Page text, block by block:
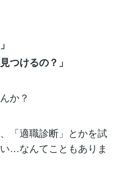
つけるの？」
か？
「適職診断」とかを試
…なんてこともありま